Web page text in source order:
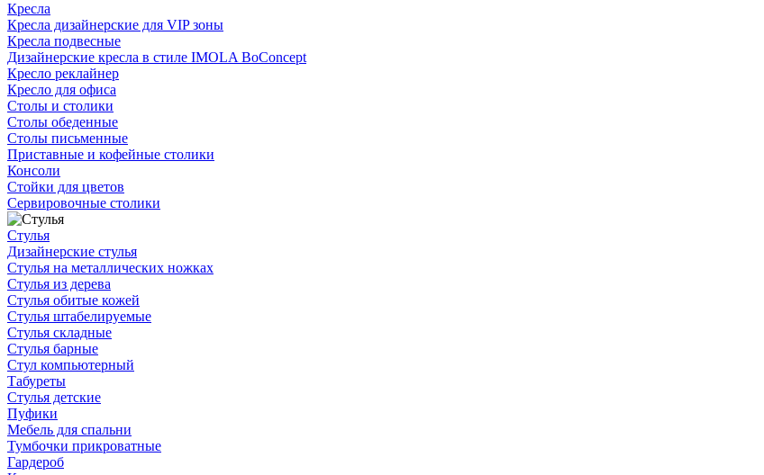
Кресла
Кресла дизайнерские для VIP зоны
Кресла подвесные
Дизайнерские кресла в стиле IMOLA BoConcept
Кресло реклайнер
Кресло для офиса
Столы и столики
Столы обеденные
Столы письменные
Приставные и кофейные столики
Консоли
Стойки для цветов
Сервировочные столики
Стулья
Дизайнерские стулья
Стулья на металлических ножках
Стулья из дерева
Стулья обитые кожей
Стулья штабелируемые
Стулья складные
Стулья барные
Стул компьютерный
Табуреты
Стулья детские
Пуфики
Мебель для спальни
Тумбочки прикроватные
Гардероб